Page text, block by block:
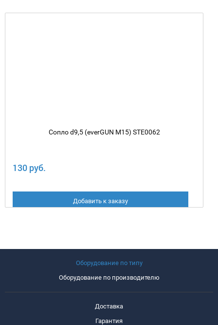
Сопло d9,5 (everGUN M15) STE0062
130 руб.
Добавить к заказу
Оборудование по типу
Оборудование по производителю
Доставка
Гарантия